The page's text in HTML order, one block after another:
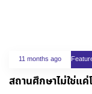
11 months ago
สถานศึกษาไม่ใช่แ